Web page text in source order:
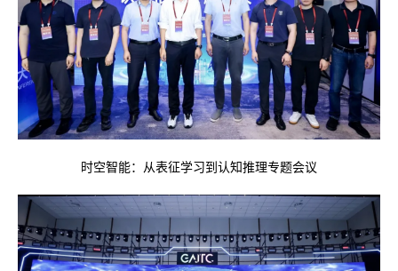
时空智能：从表征学习到认知推理专题会议